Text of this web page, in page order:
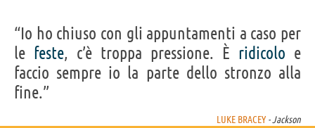
“Io ho chiuso con gli appuntamenti a caso per
le feste, c’è troppa pressione. È ridicolo e
faccio sempre io la parte dello stronzo alla
fine.”
LUKE BRACEY - Jackson